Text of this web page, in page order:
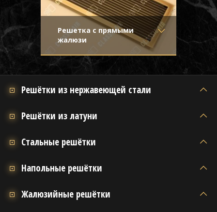
Решетка с прямыми
жалюзи
Материал- Латунь
Отделка - Старение с
эффектом затёртости
Конструкция- Жалюзи
Приглушенное, благородное сияние
такой решетки привносит в интерьер
Решётки из нержавеющей стали
Решётки из латуни
Стальные решётки
Напольные решётки
Жалюзийные решётки